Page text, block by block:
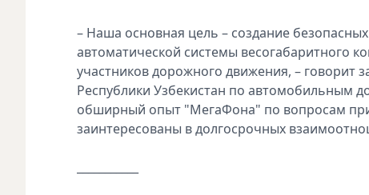
– Наша основная цель – создание
автоматической системы весогабаритного
участников дорожного движения, – говорит
Республики Узбекистан по автомобильным
обширный опыт "МегаФона" по вопросам
заинтересованы в долгосрочных